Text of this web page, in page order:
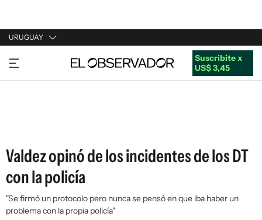
URUGUAY
URUGUAY
ARGENTINA
Suscribite x
US$ 3,45
Valdez opinó de los incidentes de los DT
con la policía
"Se firmó un protocolo pero nunca se pensó en que iba haber un
problema con la propia policía"